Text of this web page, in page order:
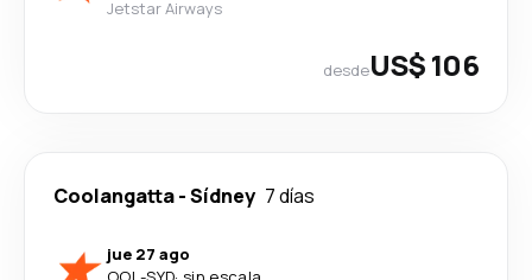
Jetstar Airways
desdeUS$ 106
Coolangatta-Sídney 7 días
jue 27 ago